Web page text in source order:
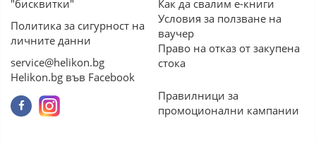
"бисквитки"
Политика за сигурност на
личните данни
service@helikon.bg
Helikon.bg във Facebook
Как да свалим е-книги
Условия за ползване на
ваучер
Право на отказ от закупена
стока
Правилници за
промоционални кампании